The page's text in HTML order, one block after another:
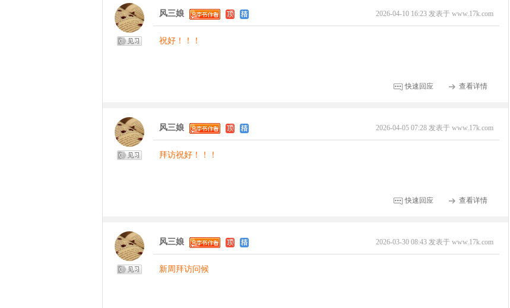
2026-04-10 16:23 发表于 www.17k.com
风三娘
祝好！！！
快速回应 查看详情
2026-04-05 07:28 发表于 www.17k.com
风三娘
拜访祝好！！！
快速回应 查看详情
2026-03-30 08:43 发表于 www.17k.com
风三娘
新周拜访问候